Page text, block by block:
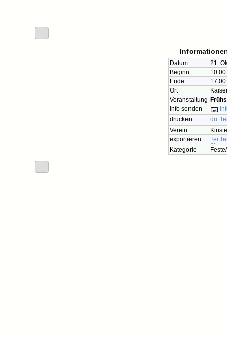
Datum
21.
Beginn
Ende
Ort
Veranstaltung
Info senden
drucken
Verein
exportieren
Kategorie